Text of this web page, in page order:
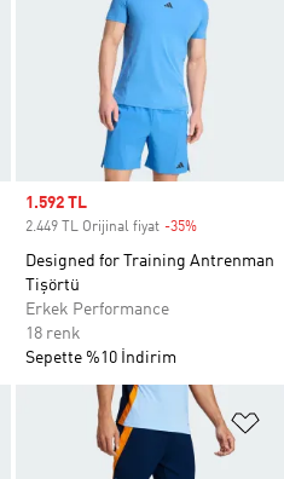
Sale price
1.592 TL
2.449 TL Orijinal fiyat -35%
Designed for Training Antrenman
Tişörtü
Erkek Performance
18 renk
Sepette %10 İndirim
Favori Listesine Ekle